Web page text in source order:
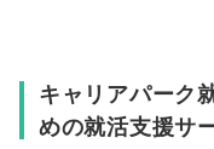
キャリアパーク
めの就活支援サ